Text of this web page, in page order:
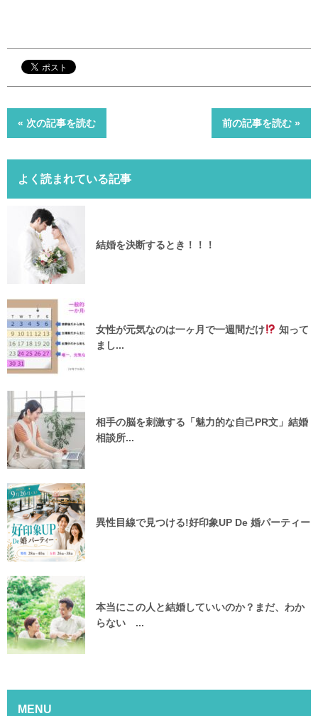
« 次の記事を読む 前の記事を読む »
よく読まれている記事
結婚を決断するとき！！！
女性が元気なのは一ヶ月で一週間だけ
知って
まし...
相手の脳を刺激する「魅力的な自己PR文」結婚
相談所...
異性目線で見つける!好印象UP De 婚パーティー
本当にこの人と結婚していいのか？まだ、わか
らない ...
MENU